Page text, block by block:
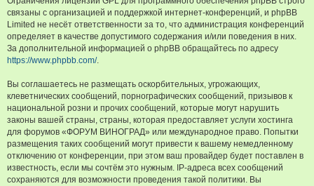
связаны с организацией и поддержкой интернет-конференций, и phpBB
Limited не несёт ответственности за то, что администрация конференций
определяет в качестве допустимого содержания и/или поведения в них.
За дополнительной информацией о phpBB обращайтесь по адресу
https://www.phpbb.com/.
Вы соглашаетесь не размещать оскорбительных, угрожающих,
клеветнических сообщений, порнографических сообщений, призывов к
национальной розни и прочих сообщений, которые могут нарушить
законы вашей страны, страны, которая предоставляет услуги хостинга
для форумов «ФОРУМ ВИНОГРАД» или международное право. Попытки
размещения таких сообщений могут привести к вашему немедленному
отключению от конференции, при этом ваш провайдер будет поставлен в
известность, если мы сочтём это нужным. IP-адреса всех сообщений
сохраняются для возможности проведения такой политики. Вы